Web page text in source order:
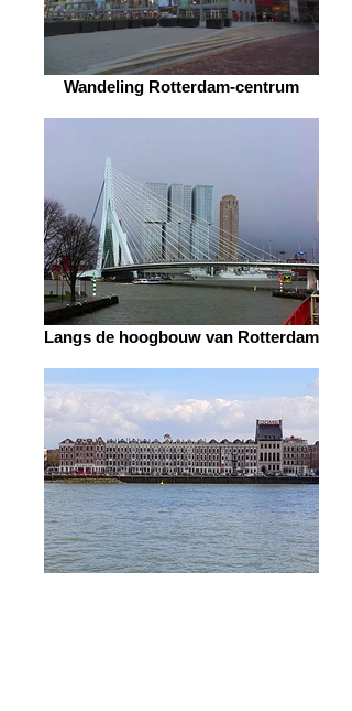
Wandeling Rotterdam-centrum
Langs de hoogbouw van Rotterdam